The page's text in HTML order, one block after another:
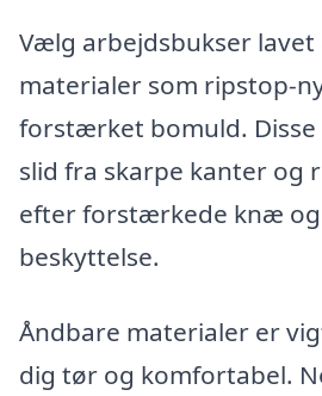
Vælg arbejdsbukser
materialer som ripstop-
forstærket bomuld.
slid fra skarpe kanter og
efter forstærkede knæ
beskyttelse.
Åndbare materialer er
dig tør og komfortabel.